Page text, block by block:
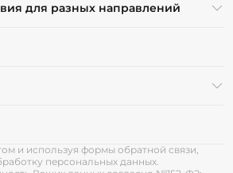
для разных направлений
и используя формы обратной связи,
персональных данных.